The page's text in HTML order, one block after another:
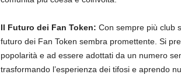
Il Futuro dei Fan Token: Con sempre più club
futuro dei Fan Token sembra promettente. Si
popolarità e ad essere adottati da un numero
trasformando l’esperienza dei tifosi e aprendo